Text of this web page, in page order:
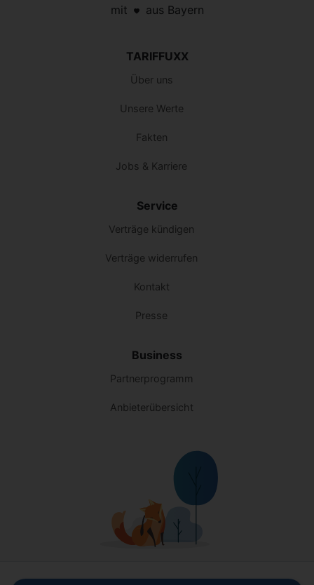
mit aus Bayern
TARIFFUXX
Über uns
Unsere Werte
Fakten
Jobs & Karriere
Service
Verträge kündigen
Verträge widerrufen
Kontakt
Presse
Business
Partnerprogramm
Anbieterübersicht